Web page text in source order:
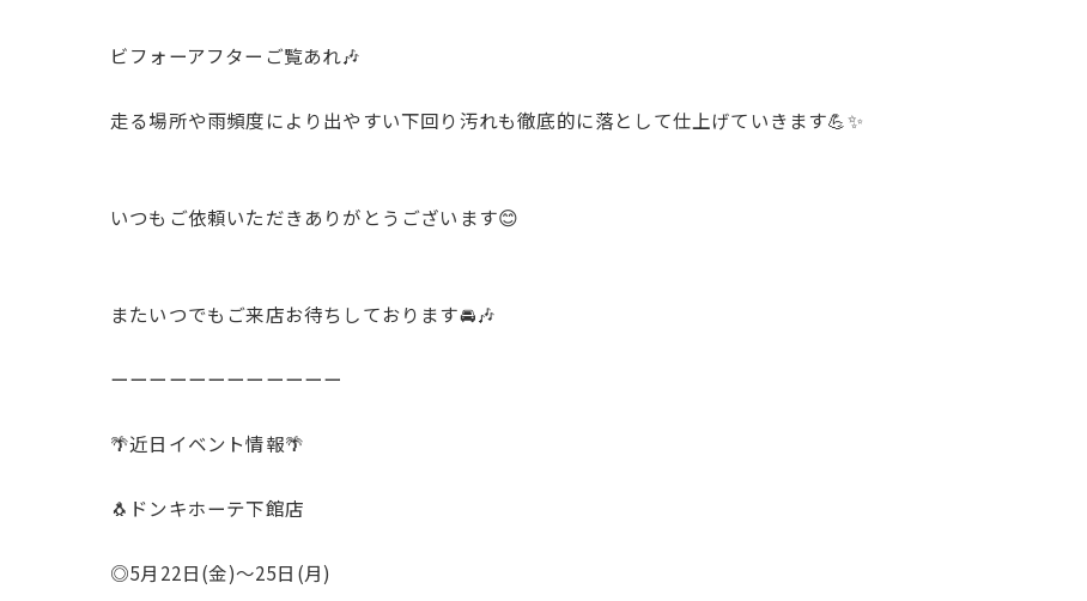
ビフォーアフターご覧あれ🎶
走る場所や雨頻度により出やすい下回り汚れも徹底的に落として仕上げていきます💪✨️
いつもご依頼いただきありがとうございます😊
またいつでもご来店お待ちしております🚘🎶
ーーーーーーーーーーーー
🌴近日イベント情報🌴
🐧ドンキホーテ下館店
◎5月22日(金)〜25日(月)